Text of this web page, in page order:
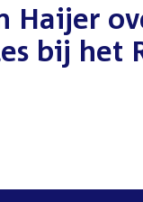
Haijer
bij het